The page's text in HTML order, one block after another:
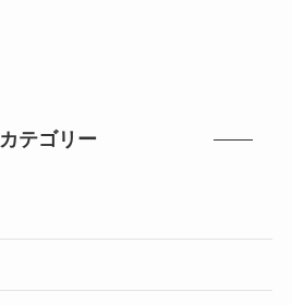
カテゴリー